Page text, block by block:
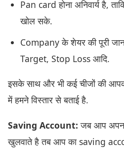
Pan card होना अनिवार्य है,
खोल सके.
Company के शेयर की पूरी
Target, Stop Loss आदि.
इसके साथ और भी कई चीजों की
में हमने विस्तार से बताई है.
Saving Account: जब आप
खुलवाते है तब आप का saving